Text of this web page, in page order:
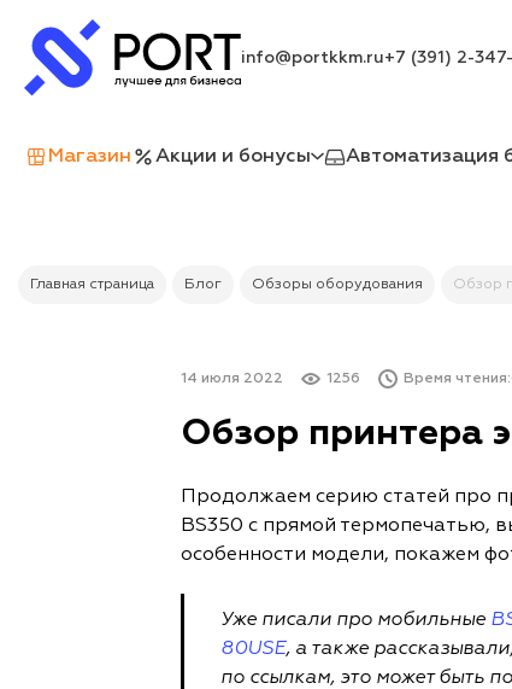
info@portkkm.ru+7 (391) 2-
Магазин Акции и бонусы Автоматизация
Главная страница Блог Обзоры оборудования Обзор
14 июля 2022 1256 Время чтения:
Обзор принтера
Продолжаем серию статей про
BS350 с прямой термопечатью,
особенности модели, покажем
Уже писали про мобильные
80USE, а также
по ссылкам, это может быть